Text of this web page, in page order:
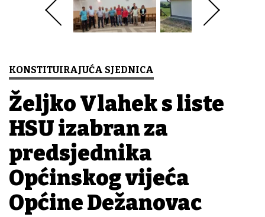
KONSTITUIRAJUĆA SJEDNICA
Željko Vlahek s liste
HSU izabran za
predsjednika
Općinskog vijeća
Općine Dežanovac